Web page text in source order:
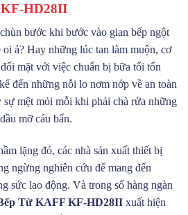
HD28II
bước khi bước vào gian bếp ngột
ả? Hay những lúc tan làm muộn, cơ
mặt với việc chuẩn bị bữa tối tốn
đến những nỗi lo nơm nớp về an toàn
sự mệt mỏi mỗi khi phải chà rửa những
mỡ cáu bẩn.
lặng đó, các nhà sản xuất thiết bị
ngừng nghiên cứu để mang đến
sức lao động. Và trong số hàng ngàn
Từ KAFF KF-HD28II xuất hiện